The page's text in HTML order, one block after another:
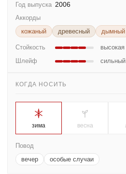
Год выпуска 2006
Аккорды
кожаный
древесный дымный
Стойкость
высокая
Шлейф
сильный
КОГДА НОСИТЬ
зима весна
Повод
вечер
особые случаи